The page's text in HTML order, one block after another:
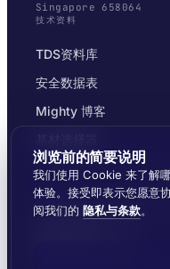
Singapore 658064
技术资料
TDS资料库
安全数据表
Mighty 博客
© 2026 MIGHTYLOC™ ·
浏览前的简要说明
我们使用 Cookie 来了解
体验。接受即表示您愿意
阅我们的 隐私与条款。